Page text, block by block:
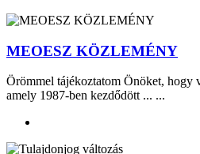
MEOESZ KÖZLEMÉNY
Örömmel tájékoztatom Önöket, hogy
amely 1987-ben kezdődött ... ...